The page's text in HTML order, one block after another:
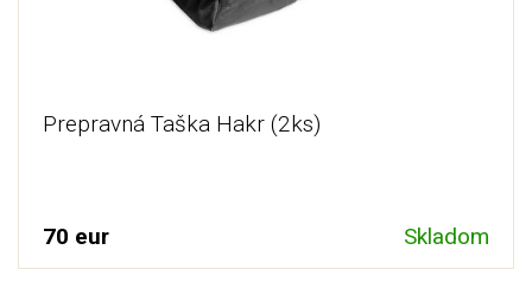
Prepravná Taška Hakr (2ks)
70 eur Skladom